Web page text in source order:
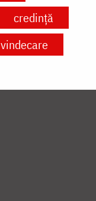
credință
vindecare